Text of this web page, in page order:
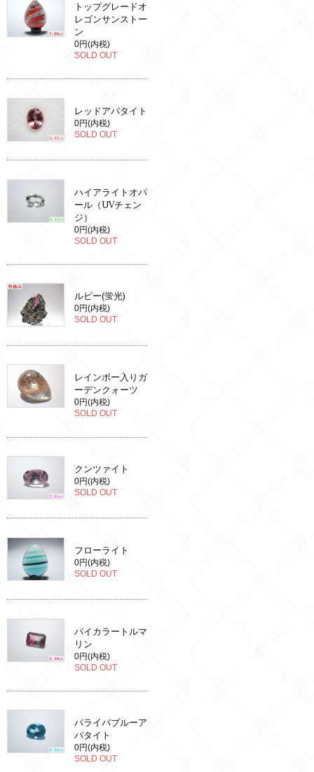
トップグレードオ
レゴンサンストー
ン
0円(内税)
SOLD OUT
レッドアパタイト
0円(内税)
SOLD OUT
ハイアライトオパ
ール（UVチェン
ジ）
0円(内税)
SOLD OUT
ルビー(蛍光)
0円(内税)
SOLD OUT
レインボー入りガ
ーデンクォーツ
0円(内税)
SOLD OUT
クンツァイト
0円(内税)
SOLD OUT
フローライト
0円(内税)
SOLD OUT
バイカラートルマ
リン
0円(内税)
SOLD OUT
パライバブルーア
パタイト
0円(内税)
SOLD OUT